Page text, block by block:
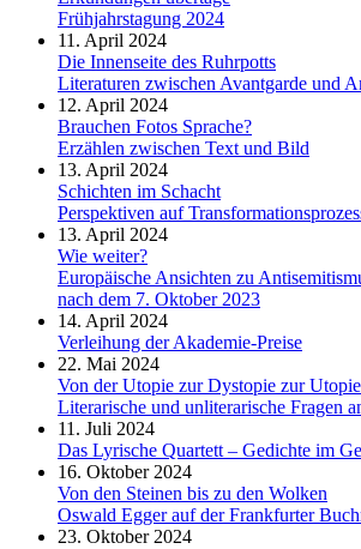
Frühjahrstagung 2024
11. April 2024
Die Innenseite des Ruhrpotts
Literaturen zwischen Avantgarde und
12. April 2024
Brauchen Fotos Sprache?
Erzählen zwischen Text und Bild
13. April 2024
Schichten im Schacht
Perspektiven auf
13. April 2024
Wie weiter?
Europäische Ansichten zu
nach dem 7. Oktober 2023
14. April 2024
Verleihung der Akademie-Preise
22. Mai 2024
Von der Utopie zur Dystopie zur
Literarische und unliterarische Fragen
11. Juli 2024
Das Lyrische Quartett – Gedichte im
16. Oktober 2024
Von den Steinen bis zu den Wolken
Oswald Egger auf der Frankfurter
23. Oktober 2024